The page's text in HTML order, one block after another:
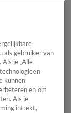
Hart
Tip de
als gebruiker van
je „Alle
kunnen
en om
Als je
intrekt,